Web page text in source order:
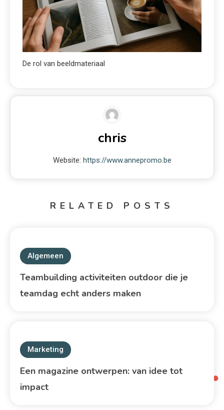
De rol van beeldmateriaal
chris
Website: https://www.annepromo.be
RELATED POSTS
Algemeen
Teambuilding activiteiten outdoor die je
teamdag echt anders maken
Marketing
Een magazine ontwerpen: van idee tot
impact